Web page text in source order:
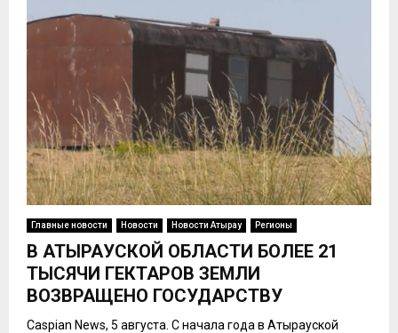
Главные новости Новости Новости Атырау Регионы
В АТЫРАУСКОЙ ОБЛАСТИ БОЛЕЕ 21
ТЫСЯЧИ ГЕКТАРОВ ЗЕМЛИ
ВОЗВРАЩЕНО ГОСУДАРСТВУ
Caspian News, 5 августа. С начала года в Атырауской